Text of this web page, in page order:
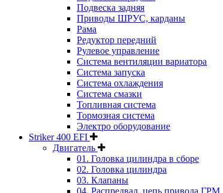
Подвеска задняя
Приводы ШРУС, карданы
Рама
Редуктор передний
Рулевое управление
Система вентиляции вариатора
Система запуска
Система охлаждения
Система смазки
Топливная система
Тормозная система
Электро оборудование
Striker 400 EFI
Двигатель
01. Головка цилиндра в сборе
02. Головка цилиндра
03. Клапаны
04. Распредвал, цепь привода ГРМ